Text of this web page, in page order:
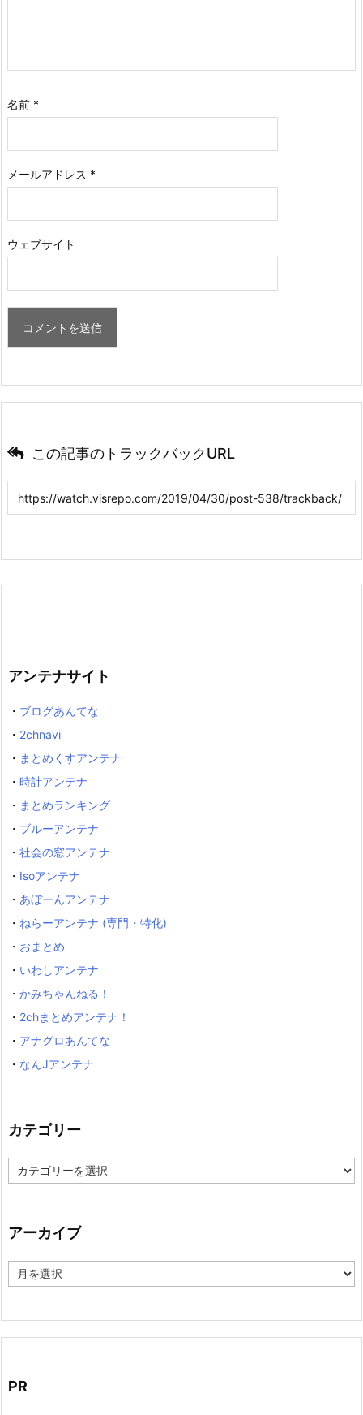
名前 *
メールアドレス *
ウェブサイト
この記事のトラックバックURL
アンテナサイト
・ ブログあんてな
・ 2chnavi
・ まとめくすアンテナ
・ 時計アンテナ
・ まとめランキング
・ ブルーアンテナ
・ 社会の窓アンテナ
・ Isoアンテナ
・ あぼーんアンテナ
・ ねらーアンテナ (専門・特化)
・ おまとめ
・ いわしアンテナ
・ かみちゃんねる！
・ 2chまとめアンテナ！
・ アナグロあんてな
・ なんJアンテナ
カテゴリー
テ
ー
アーカイブ
ー
PR